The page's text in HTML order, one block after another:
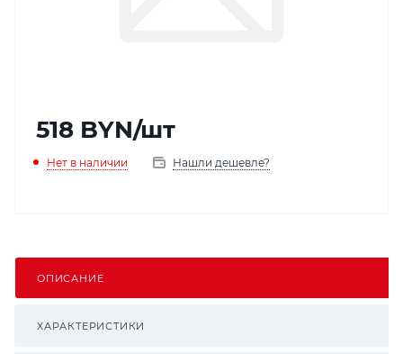
518 BYN/шт
Нет в наличии Нашли дешевле?
ОПИСАНИЕ
ХАРАКТЕРИСТИКИ